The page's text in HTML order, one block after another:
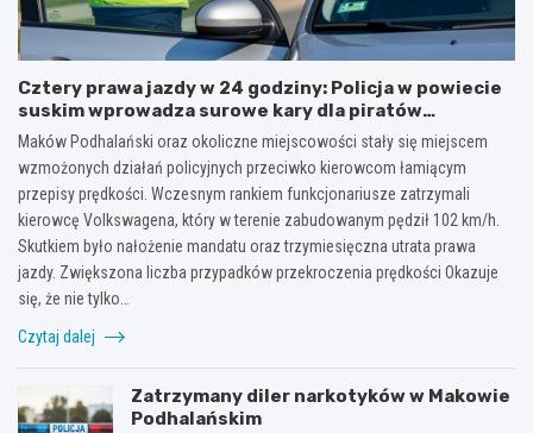
Cztery prawa jazdy w 24 godziny: Policja w powiecie
suskim wprowadza surowe kary dla piratów
drogowych!
Maków Podhalański oraz okoliczne miejscowości stały się miejscem
wzmożonych działań policyjnych przeciwko kierowcom łamiącym
przepisy prędkości. Wczesnym rankiem funkcjonariusze zatrzymali
kierowcę Volkswagena, który w terenie zabudowanym pędził 102 km/h.
Skutkiem było nałożenie mandatu oraz trzymiesięczna utrata prawa
jazdy. Zwiększona liczba przypadków przekroczenia prędkości Okazuje
się, że nie tylko…
Czytaj dalej
Zatrzymany diler narkotyków w Makowie
Podhalańskim